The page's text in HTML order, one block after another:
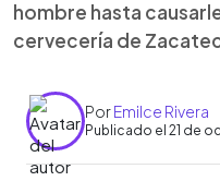
hombre hasta
cervecería de
PorEmilce Rivera
Publicado el 21 de